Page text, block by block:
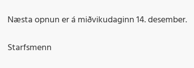
Næsta opnun er á miðvikudaginn 14. desember.
Starfsmenn